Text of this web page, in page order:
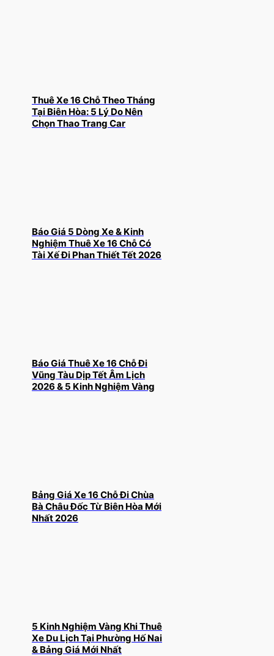
Thuê Xe 16 Chỗ Theo Tháng
Tại Biên Hòa: 5 Lý Do Nên
Chọn Thao Trang Car
Báo Giá 5 Dòng Xe & Kinh
Nghiệm Thuê Xe 16 Chỗ Có
Tài Xế Đi Phan Thiết Tết 2026
Báo Giá Thuê Xe 16 Chỗ Đi
Vũng Tàu Dịp Tết Âm Lịch
2026 & 5 Kinh Nghiệm Vàng
Bảng Giá Xe 16 Chỗ Đi Chùa
Bà Châu Đốc Từ Biên Hòa Mới
Nhất 2026
5 Kinh Nghiệm Vàng Khi Thuê
Xe Du Lịch Tại Phường Hố Nai
& Bảng Giá Mới Nhất